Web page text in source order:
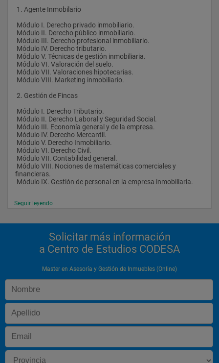
• Asesoramiento en Agencias inmobiliarias.
• Responsable de marketing de agencias inmobiliarias.
•  Dirección de su propia Agencia inmobiliaria.
1. Agente Inmobilario
Módulo I. Derecho privado inmobiliario.
Módulo II. Derecho público inmobiliario.
Módulo III. Derecho profesional inmobiliario.
Módulo IV. Derecho tributario.
Módulo V. Técnicas de gestión inmobiliaria.
Módulo VI. Valoración del suelo.
Módulo VII. Valoraciones hipotecarias.
Módulo VIII. Marketing inmobiliario.
2. Gestión de Fincas
Módulo I. Derecho Tributario.
Módulo II. Derecho Laboral y Seguridad Social.
Módulo III. Economía general y de la empresa.
Módulo IV. Derecho Mercantil.
Módulo V. Derecho Inmobiliario.
Módulo VI. Derecho Civil.
Módulo VII. Contabilidad general.
financieras.
Módulo IX. Gestión de personal en la empresa inmobiliaria.
Seguir leyendo
Solicitar más información
a Centro de Estudios CODESA
Master en Asesoría y Gestión de Inmuebles (Online)